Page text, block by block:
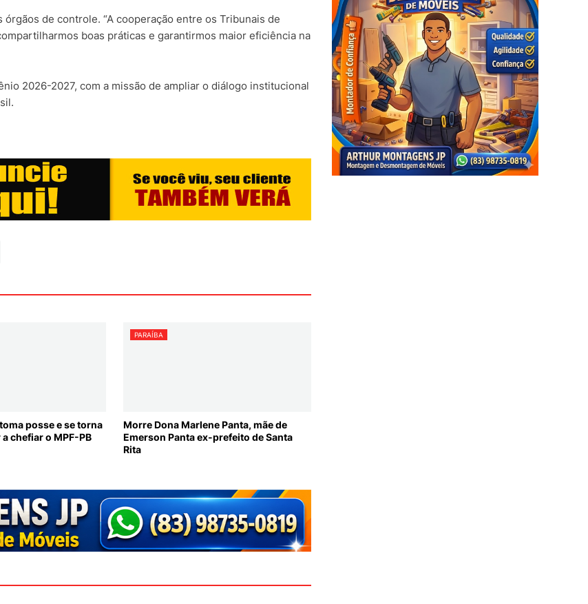
de controle. “A cooperação entre os Tribunais de
boas práticas e garantirmos maior eficiência na
2026-2027, com a missão de ampliar o diálogo institucional
posse e se torna
chefiar o MPF-PB
PARAÍBA
Morre Dona Marlene Panta, mãe de
Emerson Panta ex-prefeito de Santa
Rita